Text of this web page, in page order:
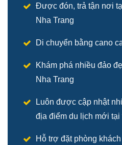
Được đón, trả tận nơi
Nha Trang
Di chuyển bằng cano
Khám phá nhiều đảo
Nha Trang
Luôn được cập nhật
địa điểm du lịch mới
Hỗ trợ đặt phòng